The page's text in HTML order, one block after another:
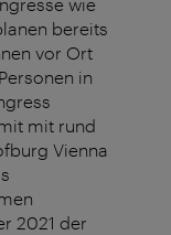
bereits
vor Ort
in
mit rund
Vienna
2021 der